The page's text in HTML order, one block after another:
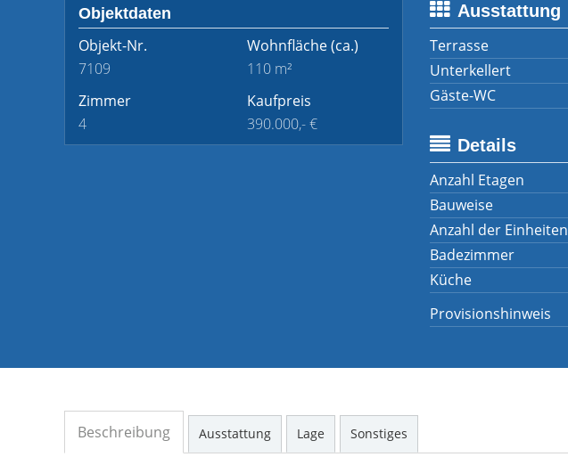
Objektdaten
Objekt-Nr.
7109
Wohnfläche(ca.)
110 m²
Zimmer
4
Kaufpreis
390.000,- €
Ausstattung
Terrasse
Unterkellert
Gäste-WC
Details
Anzahl Etagen
Bauweise
Anzahl der Einheiten
Badezimmer
Küche
Provisionshinweis
Beschreibung Ausstattung Lage Sonstiges